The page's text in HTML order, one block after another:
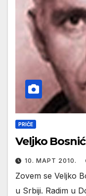
PRIČE
Veljko
10. МАРТ 2010.
Zovem se Veljko
u Srbiji. Radim u